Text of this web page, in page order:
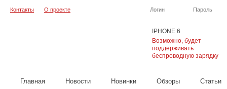
IPHONE 6
Возможно, будет
поддерживать
беспроводную зарядку
Логин Пароль
Контакты О проекте
Главная Новости Новинки Обзоры Cтатьи